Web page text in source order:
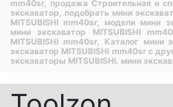
mm40sr, продажа Строительная и
экскаватор, подобрать мини
MITSUBISHI mm40sr, модели мини
мини экскаватор MITSUBISHI
MITSUBISHI mm40sr, Каталог мини
экскаватор MITSUBISHI mm40sr с
экскаваторы MITSUBISHI. мини